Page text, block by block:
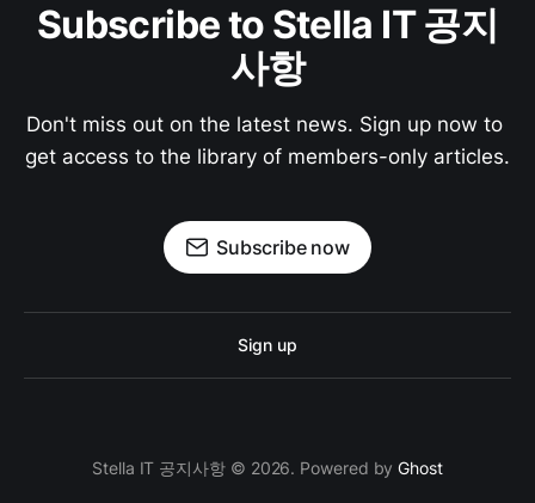
Subscribe to Stella IT 공지
사항
Don't miss out on the latest news. Sign up now to
get access to the library of members-only articles.
Subscribe now
Sign up
Stella IT 공지사항 © 2026. Powered byGhost